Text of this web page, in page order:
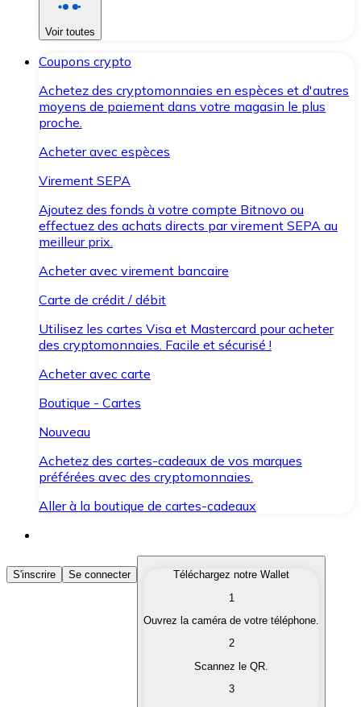
Voir toutes
Coupons crypto
Achetez des cryptomonnaies en espèces et d'autres
moyens de paiement dans votre magasin le plus
proche.
Acheter avec espèces
Virement SEPA
Ajoutez des fonds à votre compte Bitnovo ou
effectuez des achats directs par virement SEPA au
meilleur prix.
Acheter avec virement bancaire
Carte de crédit / débit
Utilisez les cartes Visa et Mastercard pour acheter
des cryptomonnaies. Facile et sécurisé !
Acheter avec carte
Boutique - Cartes
Nouveau
Achetez des cartes-cadeaux de vos marques
préférées avec des cryptomonnaies.
Aller à la boutique de cartes-cadeaux
Acheter des Cryptomonnaies
Achetez les cryptomonnaies qui vous intéressent
Convertissez vos cryptomonnaies en monnaie
S'inscrire Se connecter
Téléchargez notre Wallet
1
Ouvrez la caméra de votre téléphone.
2
Scannez le QR.
3